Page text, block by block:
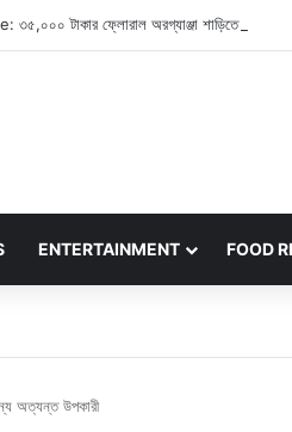
ENTERTAINMENT FOOD
অত্যন্ত উপকারী